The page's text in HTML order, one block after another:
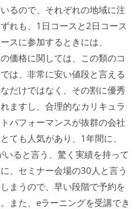
るので、それぞれの地域に注
れも、1日コースと2日コース
スに参加するときには、
価格に関しては、この類のコ
は、非常に安い値段と言える
だけではなく、その割に優秀
ますし、合理的なカリキュラ
パフォーマンスが抜群の会社
ても人気があり、1年間に、
ると言う、驚く実績を持って
、セミナー会場の30人と言う
まうので、早い段階で予約を
また、eラーニングを受講でき